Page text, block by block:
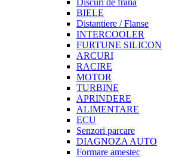
Discuri de frana
BIELE
Distantiere / Flanse
INTERCOOLER
FURTUNE SILICON
ARCURI
RACIRE
MOTOR
TURBINE
APRINDERE
ALIMENTARE
ECU
Senzori parcare
DIAGNOZA AUTO
Formare amestec